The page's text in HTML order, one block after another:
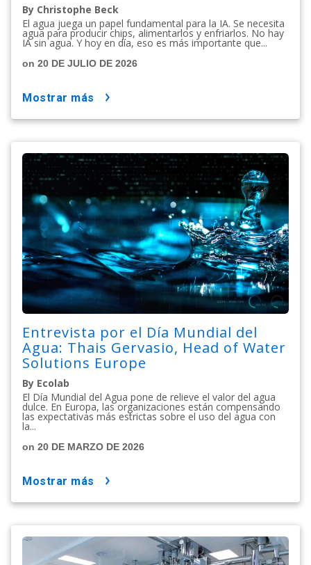
By Christophe Beck
El agua juega un papel fundamental para la IA. Se necesita
agua para producir chips, alimentarlos y enfriarlos. No hay
IA sin agua. Y hoy en día, eso es más importante que...
on 20 DE JULIO DE 2026
mostrar más
Entrevista por el Día Mundial del
Agua: Thais Gervasio, Head of Water
Solutions Europe
By Ecolab
El Día Mundial del Agua pone de relieve el valor del agua
dulce. En Europa, las organizaciones están compensando
las expectativas más estrictas sobre el uso del agua con
la...
on 20 DE MARZO DE 2026
mostrar más